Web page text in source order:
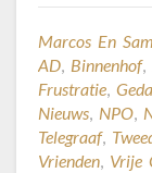
Marcos En
AD, Binnenhof,
Frustratie,
Nieuws, NPO,
Telegraaf,
Vrienden, Vrije